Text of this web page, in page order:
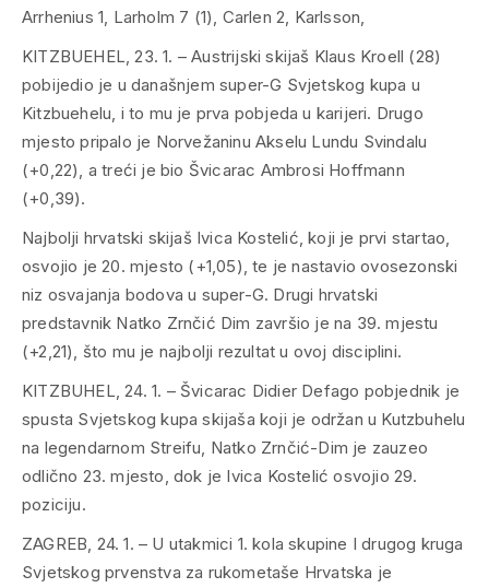
Arrhenius 1, Larholm 7 (1), Carlen 2, Karlsson,
KITZBUEHEL, 23. 1. – Austrijski skijaš Klaus Kroell (28)
pobijedio je u današnjem super-G Svjetskog kupa u
Kitzbuehelu, i to mu je prva pobjeda u karijeri. Drugo
mjesto pripalo je Norvežaninu Akselu Lundu Svindalu
(+0,22), a treći je bio Švicarac Ambrosi Hoffmann
(+0,39).
Najbolji hrvatski skijaš Ivica Kostelić, koji je prvi startao,
osvojio je 20. mjesto (+1,05), te je nastavio ovosezonski
niz osvajanja bodova u super-G. Drugi hrvatski
predstavnik Natko Zrnčić Dim završio je na 39. mjestu
(+2,21), što mu je najbolji rezultat u ovoj disciplini.
KITZBUHEL, 24. 1. – Švicarac Didier Defago pobjednik je
spusta Svjetskog kupa skijaša koji je održan u Kutzbuhelu
na legendarnom Streifu, Natko Zrnčić-Dim je zauzeo
odlično 23. mjesto, dok je Ivica Kostelić osvojio 29.
poziciju.
ZAGREB, 24. 1. – U utakmici 1. kola skupine I drugog kruga
Svjetskog prvenstva za rukometaše Hrvatska je